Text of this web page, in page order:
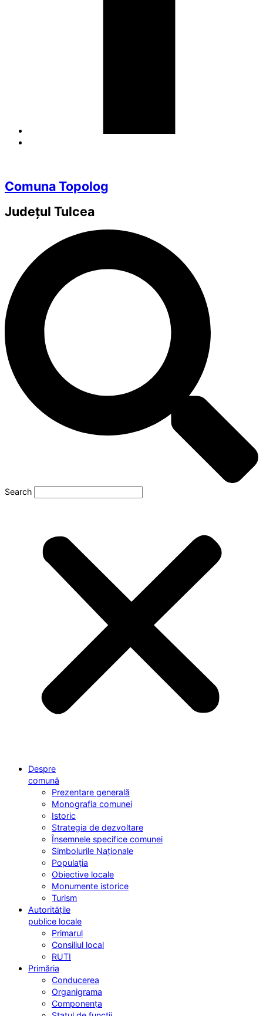
Comuna Topolog
Județul Tulcea
Search
Despre
comună
Prezentare generală
Monografia comunei
Istoric
Strategia de dezvoltare
Însemnele specifice comunei
Simbolurile Naționale
Populația
Obiective locale
Monumente istorice
Turism
Autoritățile
publice locale
Primarul
Consiliul local
RUTI
Primăria
Conducerea
Organigrama
Componența